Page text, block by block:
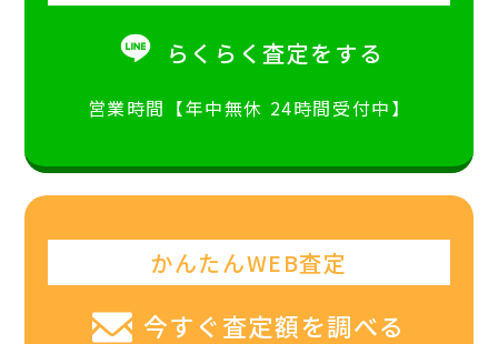
らくらく査定をする
営業時間【年中無休 24時間受付中】
かんたんWEB査定
今すぐ査定額を調べる